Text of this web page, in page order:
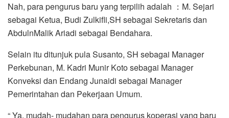
Nah, para pengurus baru yang terpilih adalah ：M. Sejari
sebagai Ketua, Budi Zulkifli,SH sebagai Sekretaris dan
AbdulnMalik Ariadi sebagai Bendahara.
Selain itu ditunjuk pula Susanto, SH sebagai Manager
Perkebunan, M. Kadri Munir Koto sebagai Manager
Konveksi dan Endang Junaidi sebagai Manager
Pemerintahan dan Pekerjaan Umum.
“ Ya, mudah- mudahan para pengurus koperasi yang baru